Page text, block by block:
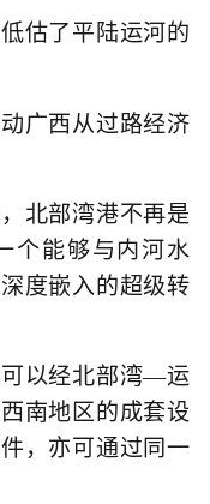
估了平陆运河的
广西从过路经济
北部湾港不再是
个能够与内河水
度嵌入的超级转
以经北部湾—运
南地区的成套设
，亦可通过同一